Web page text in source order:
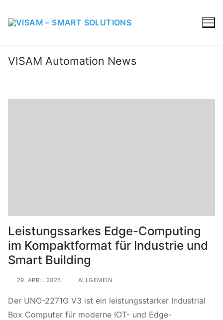
VISAM Automation News
Leistungssarkes Edge-Computing
im Kompaktformat für Industrie und
Smart Building
29. APRIL 2026 ALLGEMEIN
Der UNO-2271G V3 ist ein leistungsstarker Industrial
Box Computer für moderne IOT- und Edge-